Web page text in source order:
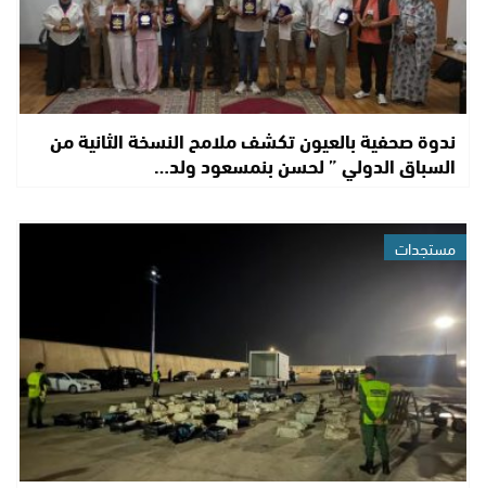
ندوة صحفية بالعيون تكشف ملامح النسخة الثانية من
السباق الدولي ” لحسن بنمسعود ولد…
مستجدات